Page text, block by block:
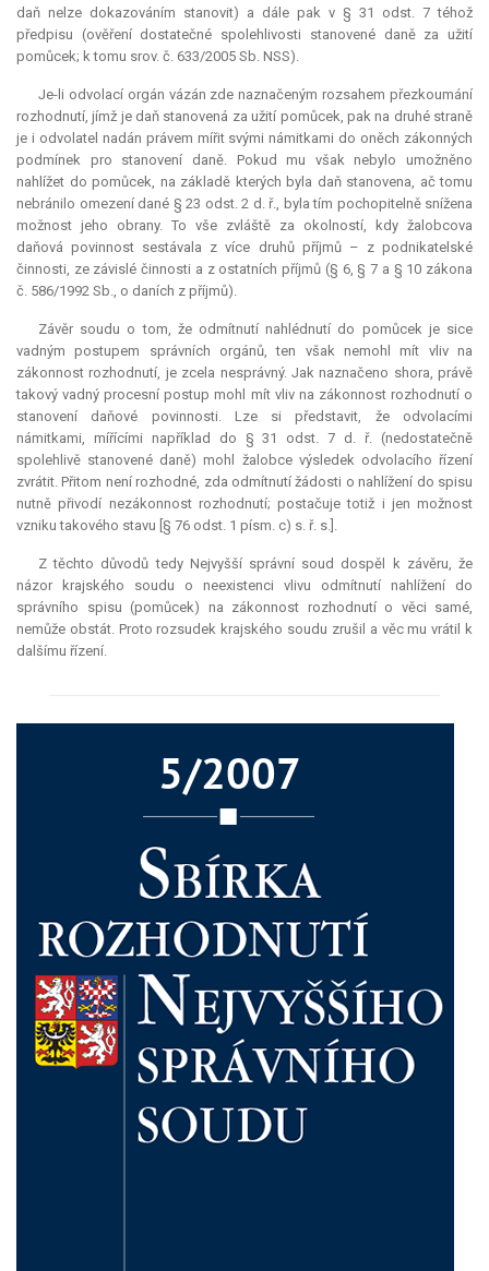
daň nelze dokazováním stanovit) a dále pak v § 31 odst. 7 téhož
předpisu (ověření dostatečné spolehlivosti stanovené daně za užití
pomůcek; k tomu srov. č. 633/2005 Sb. NSS).
Je-li odvolací orgán vázán zde naznačeným rozsahem přezkoumání
rozhodnutí, jímž je daň stanovená za užití pomůcek, pak na druhé straně
je i odvolatel nadán právem mířit svými námitkami do oněch zákonných
podmínek pro stanovení daně. Pokud mu však nebylo umožněno
nahlížet do pomůcek, na základě kterých byla daň stanovena, ač tomu
nebránilo omezení dané § 23 odst. 2 d. ř., byla tím pochopitelně snížena
možnost jeho obrany. To vše zvláště za okolností, kdy žalobcova
daňová povinnost sestávala z více druhů příjmů – z podnikatelské
činnosti, ze závislé činnosti a z ostatních příjmů (§ 6, § 7 a § 10 zákona
č. 586/1992 Sb., o daních z příjmů).
Závěr soudu o tom, že odmítnutí nahlédnutí do pomůcek je sice
vadným postupem správních orgánů, ten však nemohl mít vliv na
zákonnost rozhodnutí, je zcela nesprávný. Jak naznačeno shora, právě
takový vadný procesní postup mohl mít vliv na zákonnost rozhodnutí o
stanovení daňové povinnosti. Lze si představit, že odvolacími
námitkami, mířícími například do § 31 odst. 7 d. ř. (nedostatečně
spolehlivě stanovené daně) mohl žalobce výsledek odvolacího řízení
zvrátit. Přitom není rozhodné, zda odmítnutí žádosti o nahlížení do spisu
nutně přivodí nezákonnost rozhodnutí; postačuje totiž i jen možnost
vzniku takového stavu [§ 76 odst. 1 písm. c) s. ř. s.].
Z těchto důvodů tedy Nejvyšší správní soud dospěl k závěru, že
názor krajského soudu o neexistenci vlivu odmítnutí nahlížení do
správního spisu (pomůcek) na zákonnost rozhodnutí o věci samé,
nemůže obstát. Proto rozsudek krajského soudu zrušil a věc mu vrátil k
dalšímu řízení.